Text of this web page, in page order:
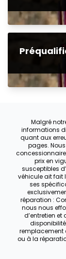
Malgré
informations
quant aux
pages.
prix en
susceptibles
véhicule ait fait
ses
réparation :
nous nous
d’entretien et
remplacement
ou à la